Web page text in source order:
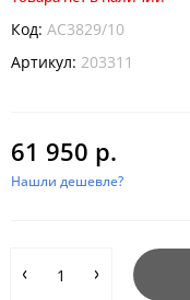
Код: AC3829/10
Артикул: 203311
61 950 р.
Нашли дешевле?